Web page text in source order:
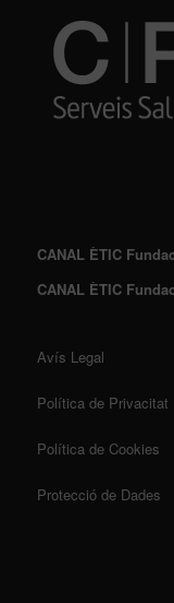
CANAL ÈTIC
CANAL ÈTIC
Avís Legal
Política de Privacitat
Política de Cookies
Protecció de Dades